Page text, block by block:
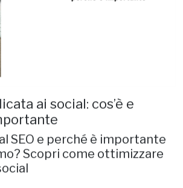
ai social: cos’è e
SEO e perché è importante
Scopri come ottimizzare